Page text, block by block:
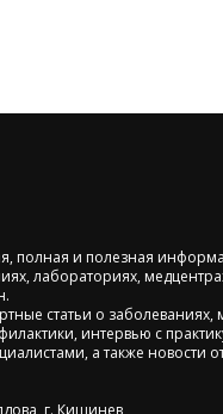
полная и полезная
лабораториях,
статьи о заболеваниях,
интервью с
а также новости
г. Кишинев,